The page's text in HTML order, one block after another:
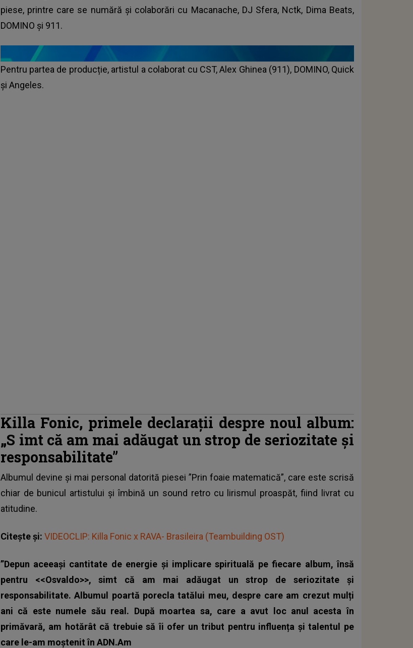
piese, printre care se numără și colaborări cu Macanache, DJ Sfera, Nctk, Dima Beats,
DOMINO și 911.
Pentru partea de producție, artistul a colaborat cu CST, Alex Ghinea (911), DOMINO, Quick
și Angeles.
Killa Fonic, primele declarații despre noul album:
„S imt că am mai adăugat un strop de seriozitate și
responsabilitate”
Albumul devine și mai personal datorită piesei ”Prin foaie matematică”, care este scrisă
chiar de bunicul artistului și îmbină un sound retro cu lirismul proaspăt, fiind livrat cu
atitudine.
Citește și: VIDEOCLIP: Killa Fonic x RAVA- Brasileira (Teambuilding OST)
”Depun aceeași cantitate de energie și implicare spirituală pe fiecare album, însă
pentru <<Osvaldo>>, simt că am mai adăugat un strop de seriozitate și
responsabilitate. Albumul poartă porecla tatălui meu, despre care am crezut mulți
ani că este numele său real. După moartea sa, care a avut loc anul acesta în
primăvară, am hotărât că trebuie să îi ofer un tribut pentru influența și talentul pe
care le-am moștenit în ADN.Am